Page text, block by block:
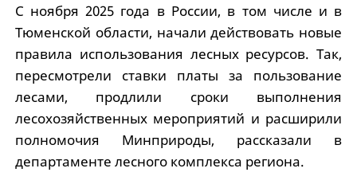
С ноября 2025 года в России, в том числе и в
Тюменской области, начали действовать новые
правила использования лесных ресурсов. Так,
пересмотрели ставки платы за пользование
лесами, продлили сроки выполнения
лесохозяйственных мероприятий и расширили
полномочия Минприроды, рассказали в
департаменте лесного комплекса региона.